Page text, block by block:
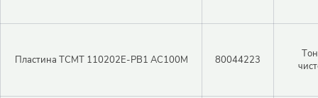
Пластина TCMT 110202E-PB1 AC100M 80044223